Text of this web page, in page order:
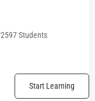
2597 Students
Start Learning